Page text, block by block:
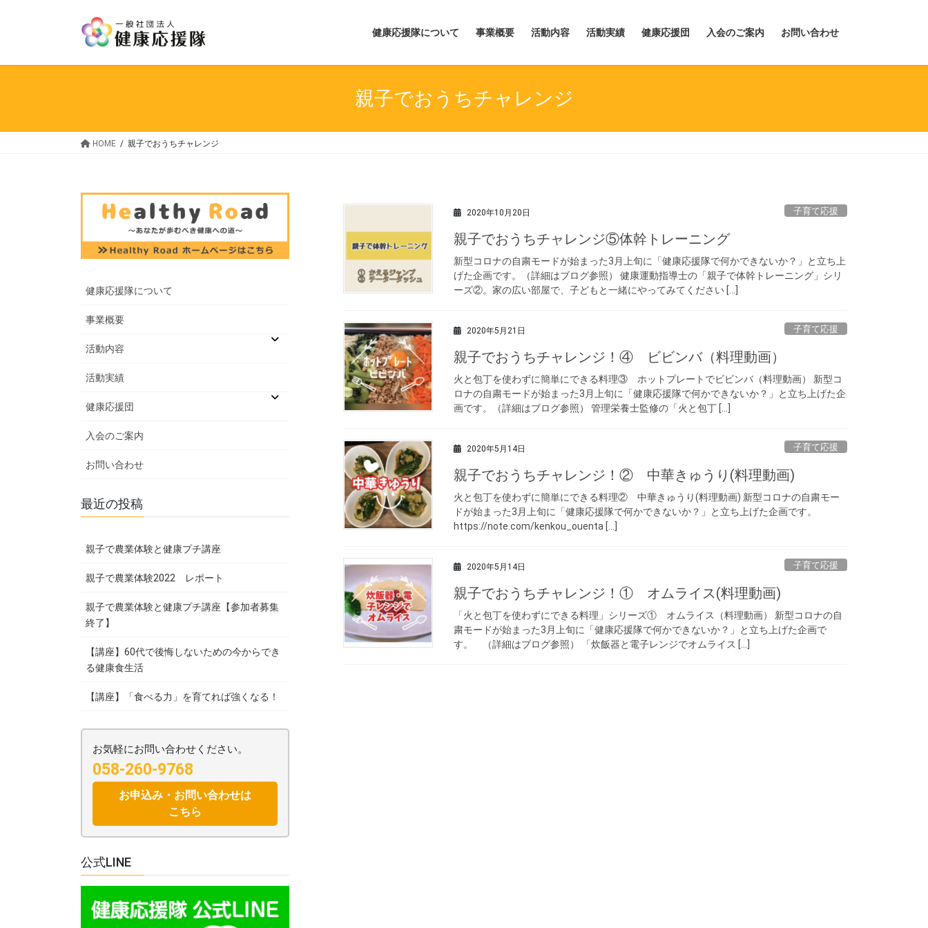
健康応援隊について 事業概要 活動内容 活動実績 健康応援団 入会のご案内 お問い合わせ
親子でおうちチャレンジ
HOME 親子でおうちチャレンジ
2020年10月20日 子育て応援
親子でおうちチャレンジ⑤体幹トレーニング
新型コロナの自粛モードが始まった3月上旬に「健康応援隊で何かできないか？」と立ち上
げた企画です。（詳細はブログ参照） 健康運動指導士の「親子で体幹トレーニング」シリ
ーズ②。家の広い部屋で、子どもと一緒にやってみてください […]
2020年5月21日 子育て応援
親子でおうちチャレンジ！④ ビビンバ（料理動画）
火と包丁を使わずに簡単にできる料理③ ホットプレートでビビンバ（料理動画） 新型コ
ロナの自粛モードが始まった3月上旬に「健康応援隊で何かできないか？」と立ち上げた企
画です。（詳細はブログ参照） 管理栄養士監修の「火と包丁 […]
2020年5月14日 子育て応援
親子でおうちチャレンジ！② 中華きゅうり(料理動画)
火と包丁を使わずに簡単にできる料理② 中華きゅうり(料理動画) 新型コロナの自粛モー
ドが始まった3月上旬に「健康応援隊で何かできないか？」と立ち上げた企画です。
https://note.com/kenkou_ouenta […]
2020年5月14日 子育て応援
親子でおうちチャレンジ！① オムライス(料理動画)
「火と包丁を使わずにできる料理」シリーズ① オムライス（料理動画） 新型コロナの自
粛モードが始まった3月上旬に「健康応援隊で何かできないか？」と立ち上げた企画で
す。 （詳細はブログ参照） 「炊飯器と電子レンジでオムライス […]
健康応援隊について
事業概要
活動内容
活動実績
健康応援団
入会のご案内
お問い合わせ
最近の投稿
親子で農業体験と健康プチ講座
親子で農業体験2022 レポート
親子で農業体験と健康プチ講座【参加者募集
終了】
【講座】60代で後悔しないための今からでき
る健康食生活
【講座】「食べる力」を育てれば強くなる！
お気軽にお問い合わせください。
058-260-9768
お申込み・お問い合わせは
こちら
公式LINE